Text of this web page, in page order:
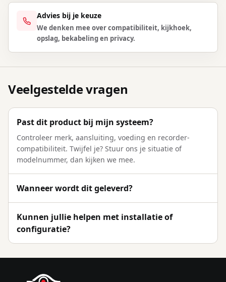
Advies bij je keuze
We denken mee over compatibiliteit, kijkhoek,
opslag, bekabeling en privacy.
Veelgestelde vragen
Past dit product bij mijn systeem?
Controleer merk, aansluiting, voeding en recorder-
compatibiliteit. Twijfel je? Stuur ons je situatie of
modelnummer, dan kijken we mee.
Wanneer wordt dit geleverd?
Kunnen jullie helpen met installatie of
configuratie?